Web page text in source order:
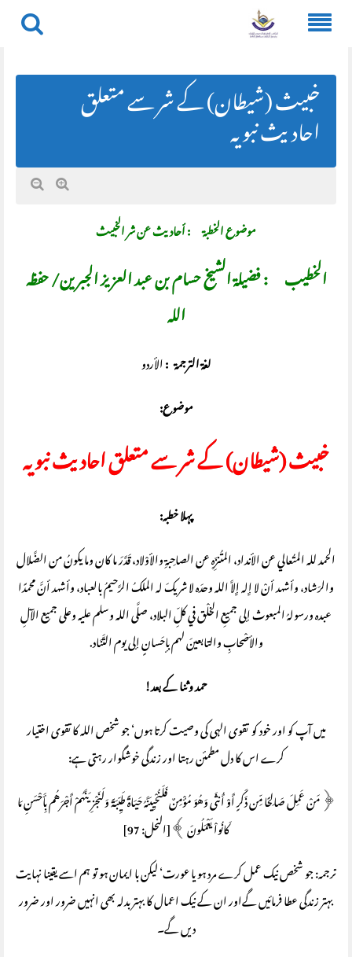
contentخبیث (شیطان) کے شر سے متعلق
احادیث نبویہ
موضوع الخطبة : أحاديث عن شر الخبيث
الخطيب : فضيلة الشيخ حسام بن عبد العزيز الجبرين/ حفظه
الله
لغة الترجمة :الأردو
موضوع:
خبیث (شیطان) کے شر سے متعلق احادیث نبویہ
پہلا خطبہ:
الحمد لله المتُعالي عن الأنداد، المتُنزِّهِ عن الصاحِبةِ والأوْلاد، قَدَّرَ ما كان وما يكونُ من الضَّلال
والرَشاد، وأشهد أنْ لا إِله إِلاَّ الله وحدَه لا شريكَ له الملكُ الرَّحيمُ بالعباد، وأشهد أنَّ محمدًا
عبده ورسولهُ المبعوث إلى جميعِ الخلْق في كلِّ البلاد، صلَّى الله وسلم عليه وعلى جميع الآلِ
والأصْحابِ والتابعينَ لهم بإحَسانٍ إلى يوم التَّنَاد.
حمد وثنا کے بعد!
میں آپ کو اور خود کو تقوی الہی کی وصیت کرتا ہوں‘ جو شخص اللہ کا تقوی اختیار
کرے اس کا دل مطمئن رہتا اور زندگی خوشگوار رہتی ہے:
﴿ مَنْ عَمِلَ صَالِحًا مِّن ذَكَرٍ أَوْ أُنثَى وَهُوَ مُؤْمِنٌ فَلَنُحْيِيَنَّهُ حَيَاةً طَيِّبَةً وَلَنَجْزِيَنَّهُمْ أَجْرَهُم بِأَحْسَنِ مَا
كَانُواْ يَعْمَلُونَ ﴾[النحل: 97]
ترجمہ: جو شخص نیک عمل کرے مرد ہو یا عورت‘ لیکن با ایمان ہو تو ہم اسے یقینا نہایت
بہتر زندگی عطا فرمائیں گےاور ان کے نیک اعمال کا بہتر بدلہ بھی انہیں ضرور اور ضرور
دیں گے۔